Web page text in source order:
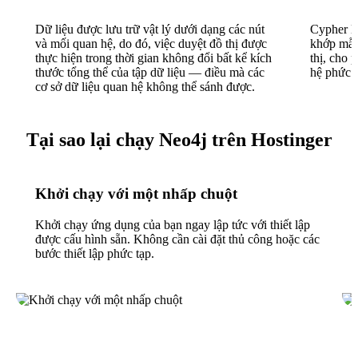
Dữ liệu được lưu trữ vật lý dưới dạng các nút
và mối quan hệ, do đó, việc duyệt đồ thị được
thực hiện trong thời gian không đổi bất kể kích
thước tổng thể của tập dữ liệu — điều mà các
cơ sở dữ liệu quan hệ không thể sánh được.
Cypher
khớp
thị, cho
hệ phức
Tại sao lại chạy Neo4j trên Hostinger
Khởi chạy với một nhấp chuột
Khởi chạy ứng dụng của bạn ngay lập tức với thiết lập
được cấu hình sẵn. Không cần cài đặt thủ công hoặc các
bước thiết lập phức tạp.